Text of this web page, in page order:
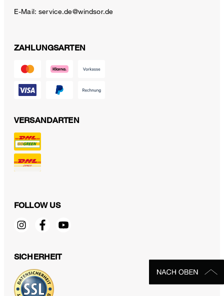
E-Mail:service.de@windsor.de
ZAHLUNGSARTEN
VERSANDARTEN
FOLLOW US
SICHERHEIT